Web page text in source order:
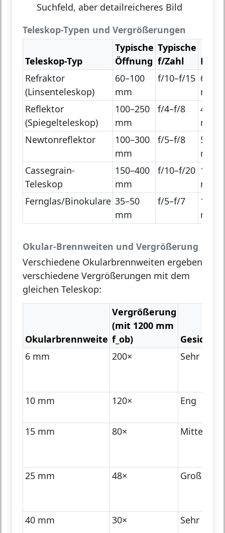
Suchfeld, aber detailreicheres Bild
Teleskop-Typen und Vergrößerungen
Teleskop-Typ
Typische
Öffnung
Typische
f/Zahl
Refraktor
(Linsenteleskop)
60–100
mm
f/10–f/15
mm
Reflektor
(Spiegelteleskop)
100–250
mm
f/4–f/8
mm
Newtonreflektor
100–300
mm
f/5–f/8
mm
Cassegrain-
Teleskop
150–400
mm
f/10–f/20
mm
Fernglas/Binokulare 35–50
mm
f/5–f/7
mm
Okular-Brennweiten und Vergrößerung
Verschiedene Okularbrennweiten ergeben
verschiedene Vergrößerungen mit dem
gleichen Teleskop:
Okularbrennweite
Vergrößerung
(mit 1200 mm
f_ob)
6 mm
200× Sehr eng
10 mm 120× Eng
15 mm 80× Mittel
25 mm 48× Groß
40 mm 30× Sehr groß